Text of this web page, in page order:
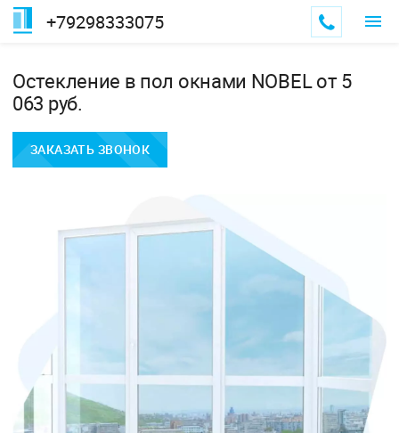
+79298333075
Остекление в пол окнами NOBEL от 5
063 руб.
ЗАКАЗАТЬ ЗВОНОК